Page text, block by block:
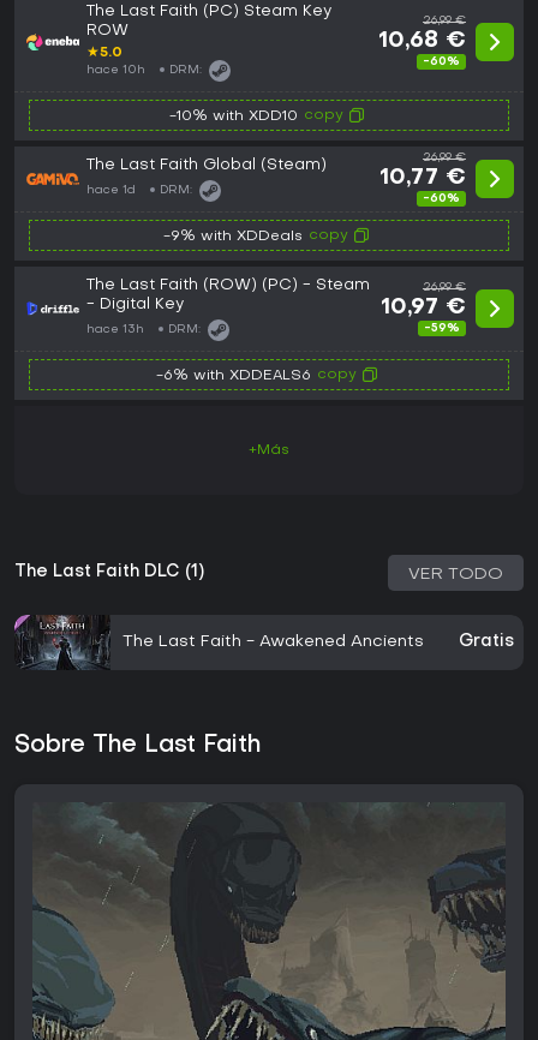
The Last Faith (PC) Steam Key
ROW
★5.0
hace 10h DRM:
26,99 €
10,68 €
-60%
-10% with XDD10 copy
The Last Faith Global (Steam)
hace 1d DRM:
26,99 €
10,77 €
-60%
-9% with XDDeals copy
The Last Faith (ROW) (PC) - Steam
- Digital Key
hace 13h DRM:
26,99 €
10,97 €
-59%
-6% with XDDEALS6 copy
+Más
The Last Faith DLC (1) VER TODO
The Last Faith - Awakened Ancients Gratis
Sobre The Last Faith